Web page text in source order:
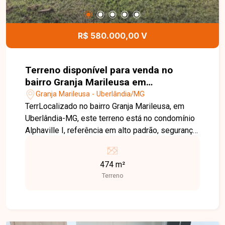
bairro Tubalina. Agende uma visita e venha
conhecer todos os detalhes deste imóvel.
R$ 580.000,00 V
Terreno disponível para venda no
bairro Granja Marileusa em
Uberlândia-MG
Granja Marileusa - Uberlândia/MG
TerrLocalizado no bairro Granja Marileusa, em
Uberlândia-MG, este terreno está no condomínio
Alphaville I, referência em alto padrão, segurança
infraestrutura completa, portaria e vigilância 24
horas, além de um clube privativo com áreas de
lazer, esportes e convivência integradas à
474 m²
Terreno